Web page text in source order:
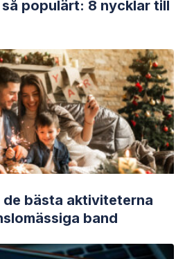
complexes in the history of
followers. InThe cultural complex
chapters/edit/10.4324/
history-jung-freud-followers-
Sexualidad en la Mitología Nórdica.
Y LA HISTORIA: LOS
collect/revapa/index/assoc/
populärt: 8 nycklar till
de bästa aktiviteterna
band